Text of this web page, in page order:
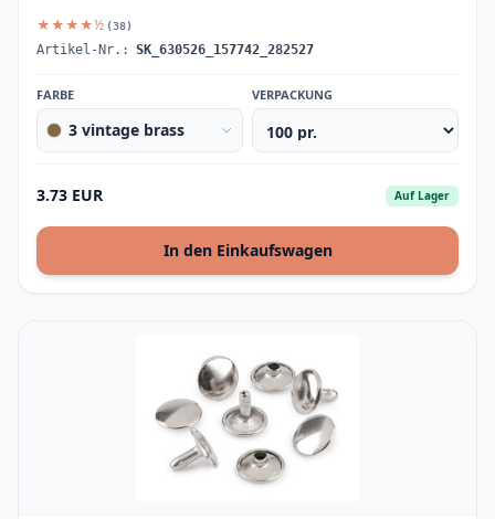
★★★★½ (38)
Artikel-Nr.: SK_630526_157742_282527
FARBE
3 vintage brass
VERPACKUNG
3.73 EUR Auf Lager
In den Einkaufswagen